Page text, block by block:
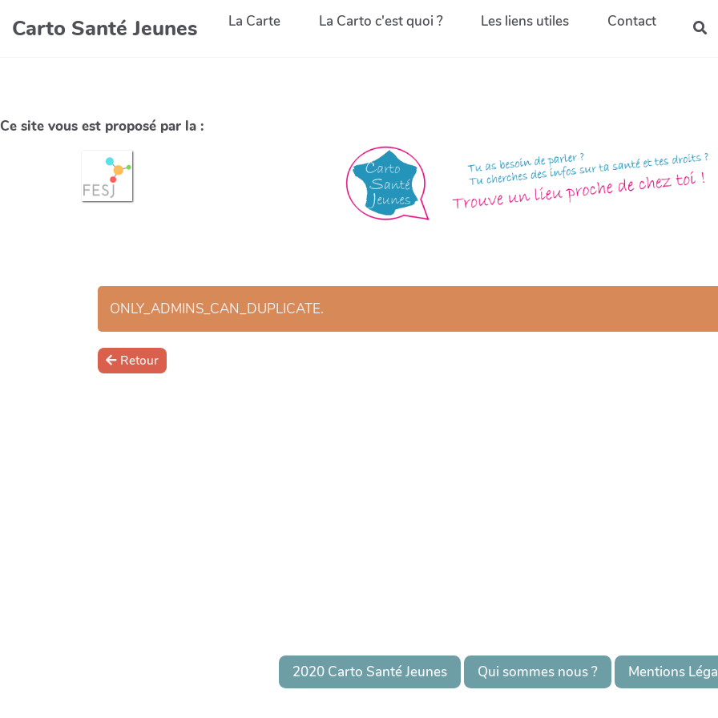
Carto Santé Jeunes La Carte La Carto c'est quoi ? Les liens utiles Contact
Ce site vous est proposé par la :
ONLY_ADMINS_CAN_DUPLICATE.
Retour
2020 Carto Santé Jeunes Qui sommes nous ? Mentions